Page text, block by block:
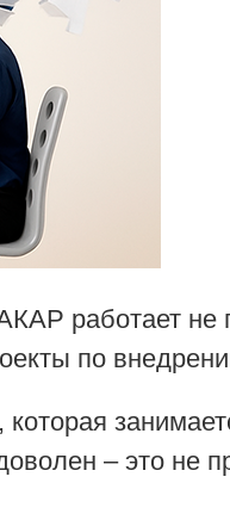
работает не
по
которая
доволен – это